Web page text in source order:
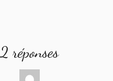
2 réponses